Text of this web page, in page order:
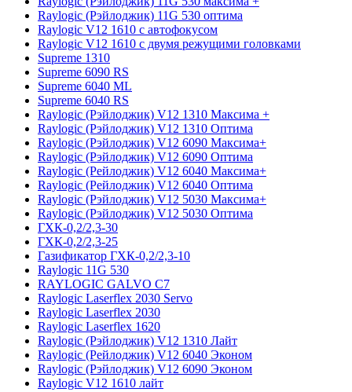
Raylogic (Рэйлоджик) 11G 530 оптима
Raylogic V12 1610 с автофокусом
Raylogic V12 1610 с двумя режущими головками
Supreme 1310
Supreme 6090 RS
Supreme 6040 ML
Supreme 6040 RS
Raylogic (Рэйлоджик) V12 1310 Максима +
Raylogic (Рэйлоджик) V12 1310 Оптима
Raylogic (Рэйлоджик) V12 6090 Максима+
Raylogic (Рэйлоджик) V12 6090 Оптима
Raylogic (Рейлоджик) V12 6040 Максима+
Raylogic (Рейлоджик) V12 6040 Оптима
Raylogic (Рэйлоджик) V12 5030 Максима+
Raylogic (Рэйлоджик) V12 5030 Оптима
ГХК-0,2/2,3-30
ГХК-0,2/2,3-25
Газификатор ГХК-0,2/2,3-10
Raylogic 11G 530
RAYLOGIC GALVO С7
Raylogic Laserflex 2030 Servo
Raylogic Laserflex 2030
Raylogic Laserflex 1620
Raylogic (Рэйлоджик) V12 1310 Лайт
Raylogic (Рейлоджик) V12 6040 Эконом
Raylogic (Рэйлоджик) V12 6090 Эконом
Raylogic V12 1610 лайт